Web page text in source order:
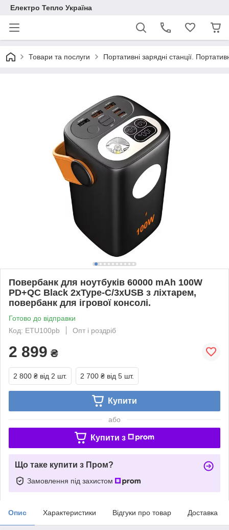
Електро Тепло Україна
Товари та послуги Портативні зарядні станції.
Повербанк для ноутбуків 60000 mAh 100W
PD+QC Black 2xType-C/3xUSB з ліхтарем,
повербанк для ігрової консолі.
Готово до відправки
Код: ETU100pb
Опт і роздріб
2 899 ₴
2 800 ₴ від 2 шт. 2 700 ₴ від 5 шт.
Купити
або
Купити з
Що таке купити з Пром?
Замовлення під захистом
Опис Характеристики Відгуки про товар Доставка